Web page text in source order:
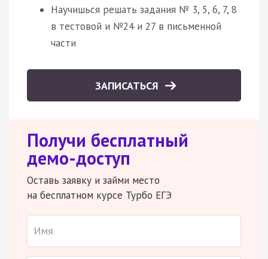
Научишься решать задания № 3, 5, 6, 7, 8
в тестовой и №24 и 27 в письменной
части
ЗАПИСАТЬСЯ
Получи бесплатный
демо-доступ
Оставь заявку и займи место
на бесплатном курсе Турбо ЕГЭ